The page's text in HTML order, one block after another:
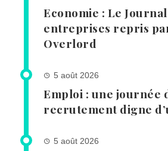
Economie : Le
entreprises repris
Overlord
5 août 2026
Emploi : une journée
recrutement digne
5 août 2026